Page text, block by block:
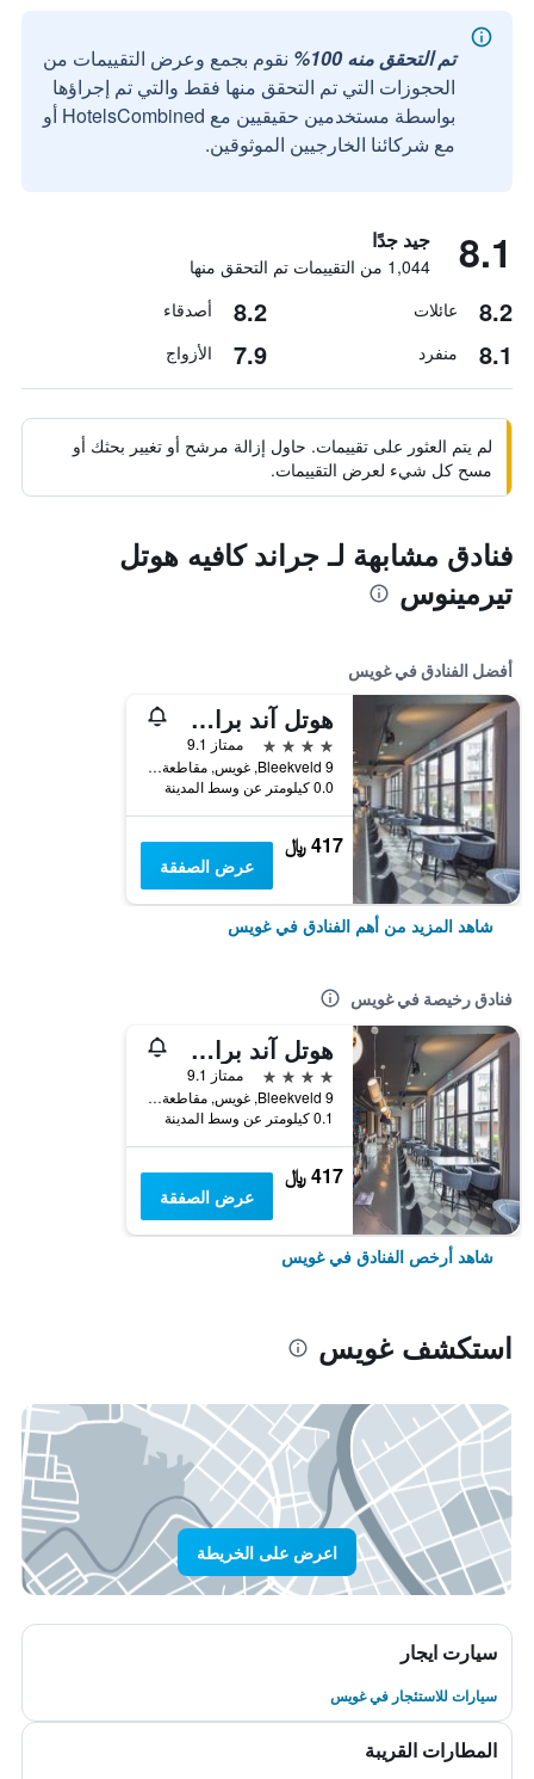
تم التحقق منه 100%
نقوم بجمع وعرض التقييمات من
الحجوزات التي تم التحقق منها فقط والتي تم إجراؤها
بواسطة مستخدمين حقيقيين مع HotelsCombined أو
مع شركائنا الخارجيين الموثوقين.
8.1 جيد جدًا
1,044 من التقييمات تم التحقق منها
8.2 عائلات 8.2 أصدقاء
8.1 منفرد 7.9 الأزواج
لم يتم العثور على تقييمات. حاول إزالة مرشح أو تغيير بحثك أو
مسح كل شيء لعرض التقييمات.
فنادق مشابهة لـ جراند كافيه هوتل
تيرمينوس
أفضل الفنادق في غويس
هوتل آند براسيري كاتوين
4 نجوم
ممتاز 9.1
Bleekveld 9, غويس, مقاطعة زيلاند, هولندا
0.0 كيلومتر عن وسط المدينة
417 ﷼
عرض الصفقة
شاهد المزيد من أهم الفنادق في غويس
فنادق رخيصة في غويس
هوتل آند براسيري كاتوين
4 نجوم
ممتاز 9.1
Bleekveld 9, غويس, مقاطعة زيلاند, هولندا
0.1 كيلومتر عن وسط المدينة
417 ﷼
عرض الصفقة
شاهد أرخص الفنادق في غويس
استكشف غويس
اعرض على الخريطة
سيارت ايجار
سيارات للاستئجار في غويس
المطارات القريبة